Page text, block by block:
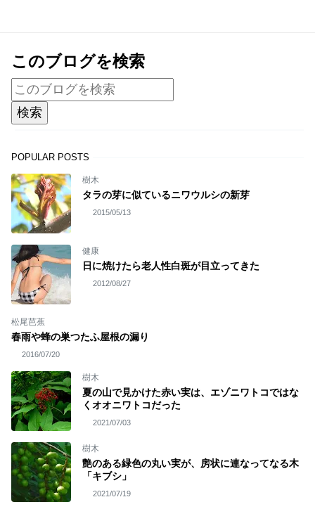
このブログを検索
POPULAR POSTS
樹木
タラの芽に似ているニワウルシの新芽
2015/05/13
健康
日に焼けたら老人性白斑が目立ってきた
2012/08/27
松尾芭蕉
春雨や蜂の巣つたふ屋根の漏り
2016/07/20
樹木
夏の山で見かけた赤い実は、エゾニワトコではな
くオオニワトコだった
2021/07/03
樹木
艶のある緑色の丸い実が、房状に連なってなる木
「キブシ」
2021/07/19